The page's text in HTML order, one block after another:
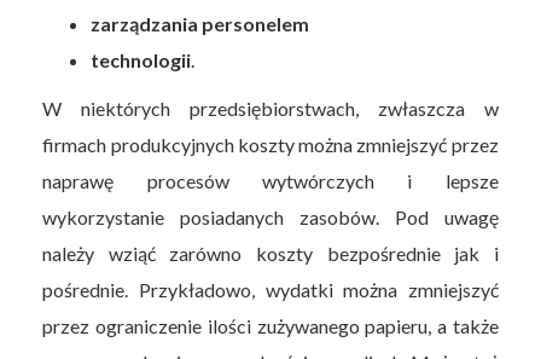
zarządzania personelem
technologii
W niektórych przedsiębiorstwach, zwłaszcza w
firmach produkcyjnych koszty można zmniejszyć przez
naprawę procesów wytwórczych i lepsze
wykorzystanie posiadanych zasobów. Pod uwagę
należy wziąć zarówno koszty bezpośrednie jak i
pośrednie. Przykładowo, wydatki można zmniejszyć
przez ograniczenie ilości zużywanego papieru, a także